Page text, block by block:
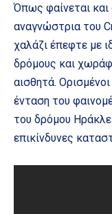
Όπως φαίνεται και
αναγνώστρια του
χαλάζι έπεφτε με
δρόμους και
αισθητά.
ένταση του
του δρόμου
επικίνδυνες